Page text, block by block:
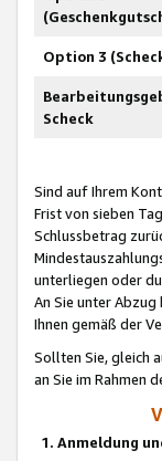
Option 3
Scheck
Sind auf Ihrem
Frist von sieben
Schlussbetrag
unterliegen oder
An Sie unter
Ihnen gemäß der
Sollten Sie, gleich
an Sie im Rahmen
1. Anmeldung